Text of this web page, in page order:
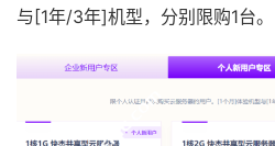
与[1年/3年]机型，分别限购1台。